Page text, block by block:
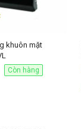
khuôn mặt
Còn hàng